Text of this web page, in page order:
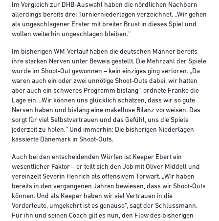
Im Vergleich zur DHB-Auswahl haben die nördlichen Nachbarn
allerdings bereits drei Turnierniederlagen verzeichnet. „Wir gehen
als ungeschlagener Erster mit breiter Brust in dieses Spiel und
wollen weiterhin ungeschlagen bleiben.“
Im bisherigen WM-Verlauf haben die deutschen Männer bereits
ihre starken Nerven unter Beweis gestellt. Die Mehrzahl der Spiele
wurde im Shoot-Out gewonnen – kein einziges ging verloren. „Da
waren auch ein oder zwei unnötige Shoot-Outs dabei, wir hatten
aber auch ein schweres Programm bislang“, ordnete Franke die
Lage ein. „Wir können uns glücklich schätzen, dass wir so gute
Nerven haben und bislang eine makellose Bilanz vorweisen. Das
sorgt für viel Selbstvertrauen und das Gefühl, uns die Spiele
jederzeit zu holen.“ Und immerhin: Die bisherigen Niederlagen
kassierte Dänemark in Shoot-Outs.
Auch bei den entscheidenden Würfen ist Keeper Ebert ein
wesentlicher Faktor – er teilt sich den Job mit Oliver Middell und
vereinzelt Severin Henrich als offensivem Torwart. „Wir haben
bereits in den vergangenen Jahren bewiesen, dass wir Shoot-Outs
können. Und als Keeper haben wir viel Vertrauen in die
Vorderleute, umgekehrt ist es genauso“, sagt der Schlussmann.
Für ihn und seinen Coach gilt es nun, den Flow des bisherigen